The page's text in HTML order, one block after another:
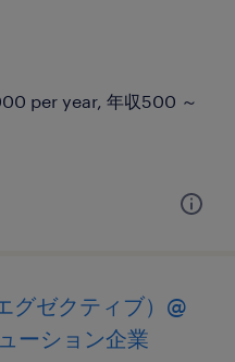
per year, 年収500 ～
グゼクティブ）@
ーション企業